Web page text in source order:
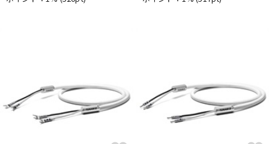
Wavebone
Harrison Audio SDM / Family Labo